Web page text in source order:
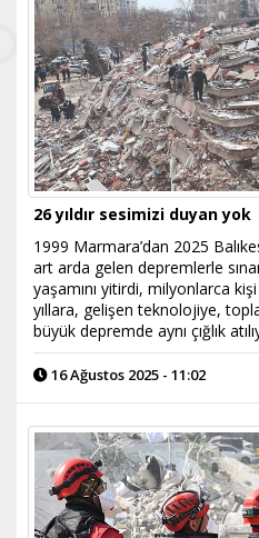
26 yıldır sesimizi duyan yok
1999 Marmara’dan 2025
art arda gelen depremlerle
yaşamını yitirdi, milyonlarca
yıllara, gelişen teknolojiye,
büyük depremde aynı çığlık
16 Ağustos 2025 - 11:02